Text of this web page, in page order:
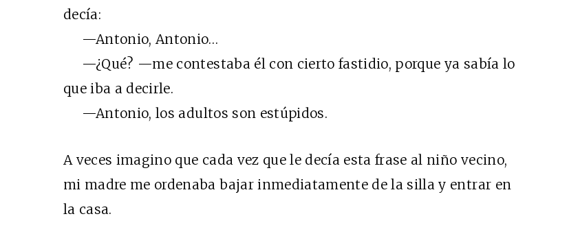
decía:
—Antonio, Antonio…
—¿Qué? —me contestaba él con cierto fastidio, porque ya sabía lo
que iba a decirle.
—Antonio, los adultos son estúpidos.
A veces imagino que cada vez que le decía esta frase al niño vecino,
mi madre me ordenaba bajar inmediatamente de la silla y entrar en
la casa.